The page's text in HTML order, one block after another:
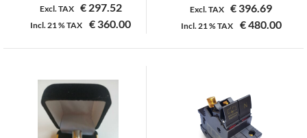
Excl. TAX €297.52
Incl.21 %TAX € 360.00
Dit
heeft
meerdere
variaties.
Deze
Excl. TAX € 396.69
Incl.21 %TAX €480.00
Dit
meerdere
variaties.
Deze